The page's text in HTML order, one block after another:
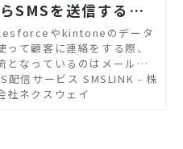
SMSを送信する方
システム連携できる
ビスは？
やkintoneのデータ
って顧客に連絡をする際、
となっているのはメールで
、到達率が高いSMSを使用
成果を上げる企業も増えて
配信サービス SMSLINK - 株
社ネクスウェイ